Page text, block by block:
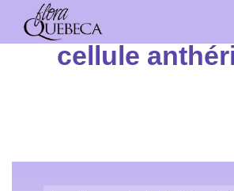
Aller
cellule